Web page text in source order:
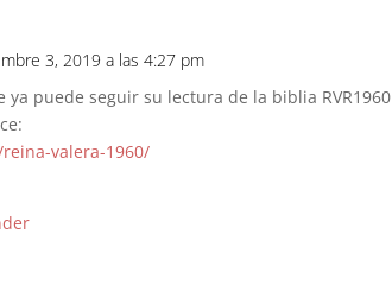
3, 2019 a las 4:27 pm
ya puede seguir su lectura de la biblia RVR1960
valera-1960/